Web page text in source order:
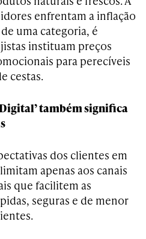
enfrentam a inflação
uma categoria, é
instituam preços
para perecíveis
cestas.
também significa
dos clientes em
apenas aos canais
que facilitem as
seguras e de menor